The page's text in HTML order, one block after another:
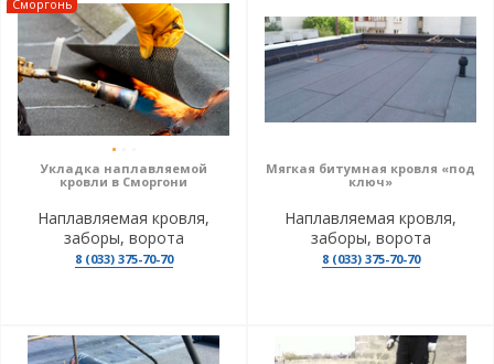
Сморгонь
Укладка наплавляемой
кровли в Сморгони
Наплавляемая кровля,
заборы, ворота
8 (033) 375-70-70
Мягкая битумная кровля «под
ключ»
Наплавляемая кровля,
заборы, ворота
8 (033) 375-70-70